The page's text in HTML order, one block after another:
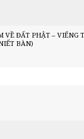
VỀ ĐẤT PHẬT – VIẾNG
BÀN)